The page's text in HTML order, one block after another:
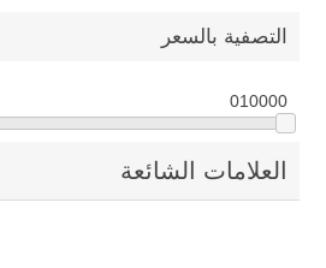
التصفية بالسعر
010000
العلامات الشائعة